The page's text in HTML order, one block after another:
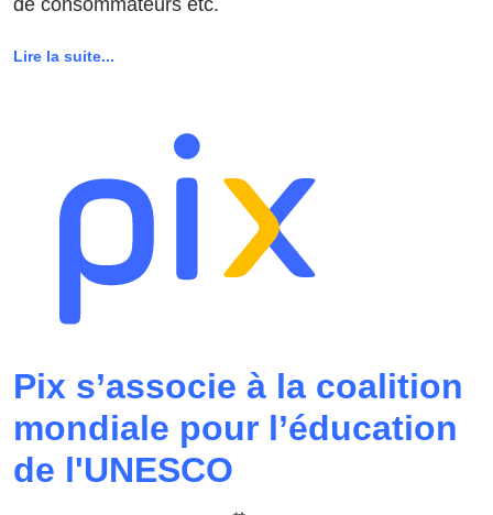
de consommateurs etc.
Lire la suite...
Pix s’associe à la coalition
mondiale pour l’éducation
de l'UNESCO